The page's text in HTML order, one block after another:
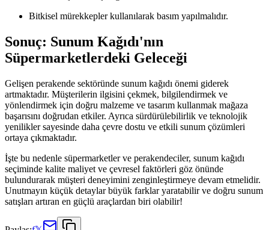
Bitkisel mürekkepler kullanılarak basım yapılmalıdır.
Sonuç: Sunum Kağıdı'nın
Süpermarketlerdeki Geleceği
Gelişen perakende sektöründe sunum kağıdı önemi giderek
artmaktadır. Müşterilerin ilgisini çekmek, bilgilendirmek ve
yönlendirmek için doğru malzeme ve tasarım kullanmak mağaza
başarısını doğrudan etkiler. Ayrıca sürdürülebilirlik ve teknolojik
yenilikler sayesinde daha çevre dostu ve etkili sunum çözümleri
ortaya çıkmaktadır.
İşte bu nedenle süpermarketler ve perakendeciler, sunum kağıdı
seçiminde kalite maliyet ve çevresel faktörleri göz önünde
bulundurarak müşteri deneyimini zenginleştirmeye devam etmelidir.
Unutmayın küçük detaylar büyük farklar yaratabilir ve doğru sunum
satışları artıran en güçlü araçlardan biri olabilir!